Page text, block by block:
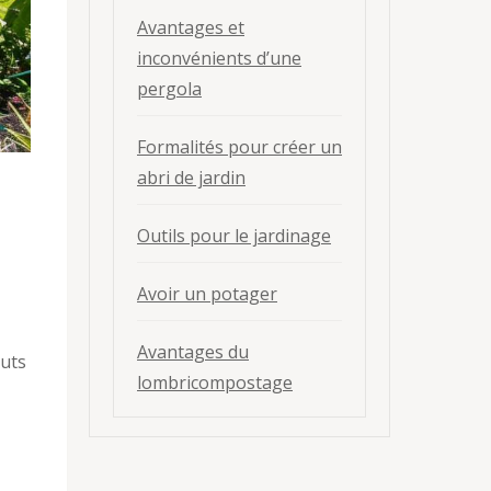
Avantages et
inconvénients d’une
pergola
Formalités pour créer un
abri de jardin
Outils pour le jardinage
Avoir un potager
Avantages du
lombricompostage